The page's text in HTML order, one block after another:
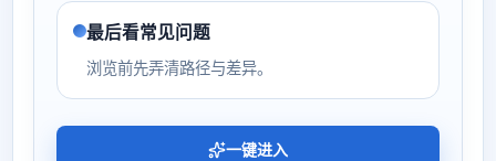
最后看常见问题
浏览前先弄清路径与差异。
一键进入